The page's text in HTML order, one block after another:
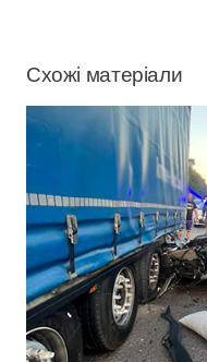
Схожі матеріали